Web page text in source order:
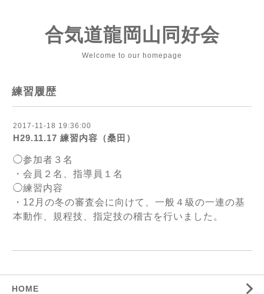
合気道龍岡山同好会
Welcome to our homepage
練習履歴
2017-11-18 19:36:00
H29.11.17 練習内容（桑田）
◯参加者３名
・会員２名、指導員１名
◯練習内容
・12月の冬の審査会に向けて、一般４級の一連の基
本動作、規程技、指定技の稽古を行いました。
HOME